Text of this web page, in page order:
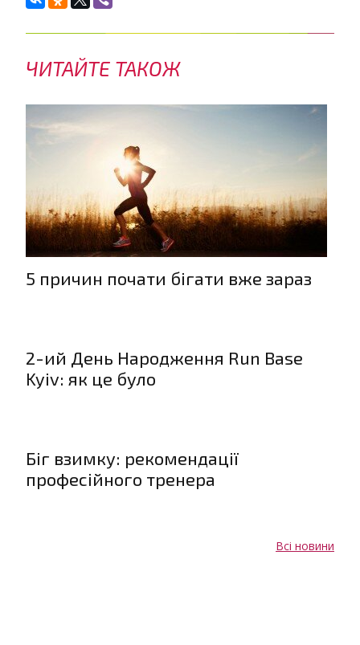
ЧИТАЙТЕ ТАКОЖ
5 причин почати бігати вже зараз
2-ий День Народження Run Base
Kyiv: як це було
Біг взимку: рекомендації
професійного тренера
Всі новини